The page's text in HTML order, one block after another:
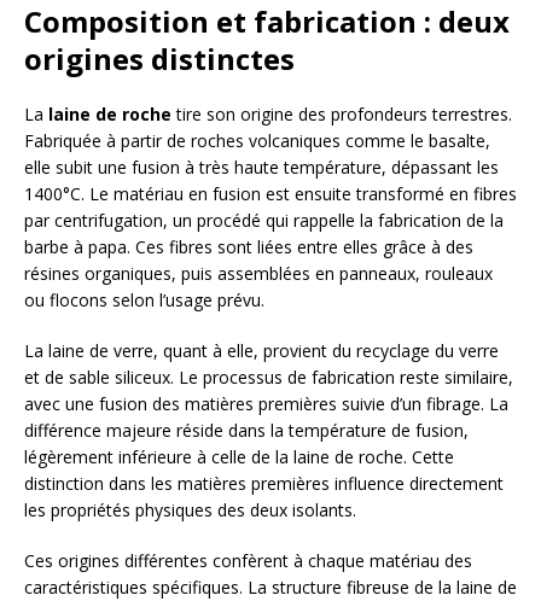
Composition et fabrication : deux
origines distinctes
La laine de roche tire son origine des profondeurs terrestres.
Fabriquée à partir de roches volcaniques comme le basalte,
elle subit une fusion à très haute température, dépassant les
1400°C. Le matériau en fusion est ensuite transformé en fibres
par centrifugation, un procédé qui rappelle la fabrication de la
barbe à papa. Ces fibres sont liées entre elles grâce à des
résines organiques, puis assemblées en panneaux, rouleaux
ou flocons selon l’usage prévu.
La laine de verre, quant à elle, provient du recyclage du verre
et de sable siliceux. Le processus de fabrication reste similaire,
avec une fusion des matières premières suivie d’un fibrage. La
différence majeure réside dans la température de fusion,
légèrement inférieure à celle de la laine de roche. Cette
distinction dans les matières premières influence directement
les propriétés physiques des deux isolants.
Ces origines différentes confèrent à chaque matériau des
caractéristiques spécifiques. La structure fibreuse de la laine de